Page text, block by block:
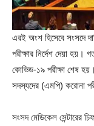
এরই অংশ হিসেবে সংসদে
পরীক্ষার নির্দেশ দেয়া
কোভিড-১৯ পরীক্ষা শেষ
সদস্যদের (এমপি) করোনা
সংসদ মেডিকেল সেন্টারের